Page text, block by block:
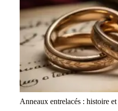
Anneaux entrelacés : histoire